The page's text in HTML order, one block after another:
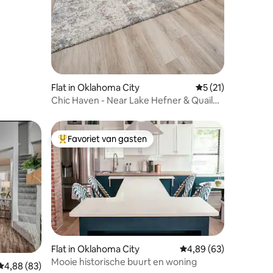
Flat in Oklahoma City Gemiddelde
5 (21)
Chic Haven - Near Lake Hefner & Quail
beoordeling van 4,88 op 5, 83 recensies
4,88 (83)
Topfavoriet van gasten
Favoriet van gasten
Flat in Oklahoma City Gemiddelde
4,89 (63)
Mooie historische buurt en woning